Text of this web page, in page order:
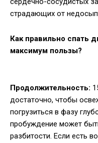
страдающих от
Как правильно спать
максимум пользы?
Продолжительность:
достаточно, чтобы
погрузиться в фазу
пробуждение может
разбитости. Если есть